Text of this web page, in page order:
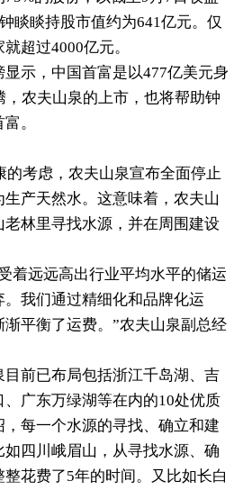
睒睒持股市值约为641亿元。仅
超过4000亿元。
示，中国首富是以477亿美元身
，农夫山泉的上市，也将帮助钟
。
的考虑，农夫山泉宣布全面停止
产天然水。这意味着，农夫山
林里寻找水源，并在周围建设
着远远高出行业平均水平的储运
我们通过精细化和品牌化运
平衡了运费。”农夫山泉副总经
前已布局包括浙江千岛湖、吉
广东万绿湖等在内的10处优质
每一个水源的寻找、确立和建
四川峨眉山，从寻找水源、确
花费了5年的时间。又比如长白